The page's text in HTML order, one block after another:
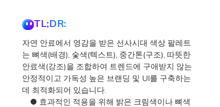
TL;DR:
자연 안료에서 영감을 받은 선사시대 색상 팔레트
는 뼈색(배경), 숯색(텍스트), 중간톤(구조), 따뜻한
안료색(강조)을 조합하여 트렌드에 구애받지 않는
안정적이고 가독성 높은 브랜딩 및 UI를 구축하는
데 최적화되어 있습니다.
● 효과적인 적용을 위해 밝은 크림색이나 뼈색